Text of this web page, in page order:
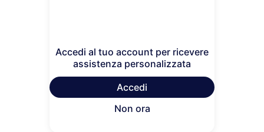
Accedi al tuo account per ricevere
assistenza personalizzata
Accedi
Non ora